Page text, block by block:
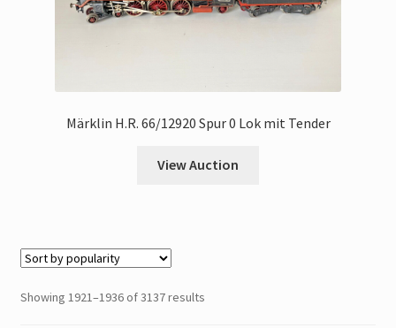
Märklin H.R. 66/12920 Spur 0 Lok mit Tender
View Auction
Showing 1921–1936 of 3137 results